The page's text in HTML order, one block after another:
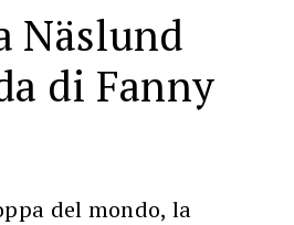
Näslund
di Fanny
del mondo, la